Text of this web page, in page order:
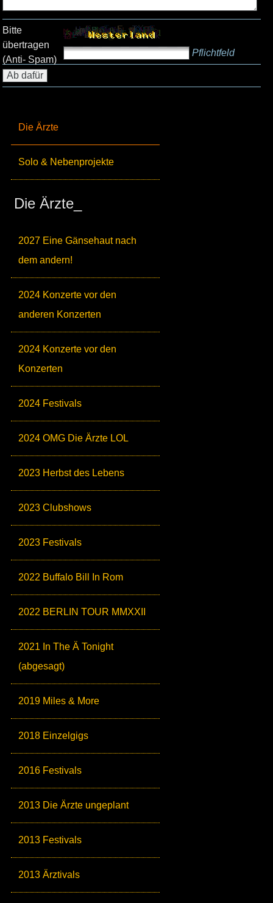
Die Ärzte
Solo & Nebenprojekte
Die Ärzte_
2027 Eine Gänsehaut nach
dem andern!
2024 Konzerte vor den
anderen Konzerten
2024 Konzerte vor den
Konzerten
2024 Festivals
2024 OMG Die Ärzte LOL
2023 Herbst des Lebens
2023 Clubshows
2023 Festivals
2022 Buffalo Bill In Rom
2022 BERLIN TOUR MMXXII
2021 In The Ä Tonight
(abgesagt)
2019 Miles & More
2018 Einzelgigs
2016 Festivals
2013 Die Ärzte ungeplant
2013 Festivals
2013 Ärztivals
Bitte
übertragen
(Anti- Spam)
Pflichtfeld